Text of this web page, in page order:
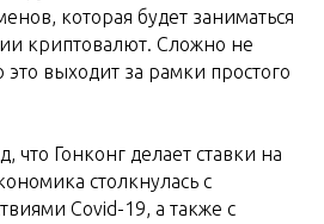
которая будет заниматься
криптовалют. Сложно не
это выходит за рамки простого
что Гонконг делает ставки на
столкнулась с
Covid-19, а также с